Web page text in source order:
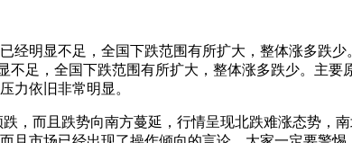
经明显不足，全国下跌范围有所扩大，整体涨多跌少
足，全国下跌范围有所扩大，整体涨多跌少。主
力依旧非常明显。
，而且跌势向南方蔓延，行情呈现北跌难涨态势，